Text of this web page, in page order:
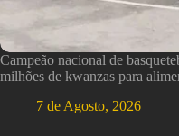
Campeão nacional de
milhões de kwanzas para
7 de Agosto, 2026